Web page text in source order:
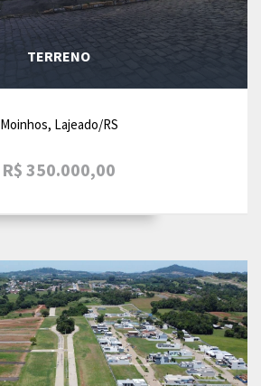
TERRENO
Moinhos, Lajeado/RS
R$ 350.000,00